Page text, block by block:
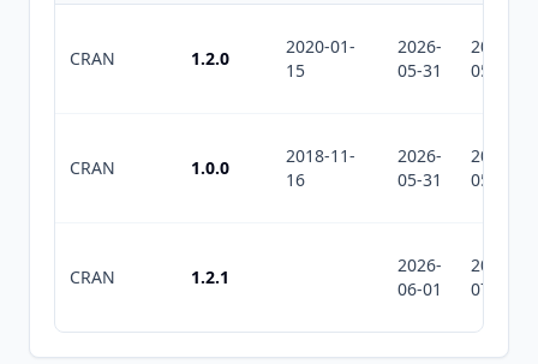
CRAN 1.2.0
2020-01-
15
2026-
05-31
2026-
05-31
CRAN 1.0.0
2018-11-
16
2026-
05-31
2026-
05-31
CRAN 1.2.1
2026-
06-01
2026-
07-10